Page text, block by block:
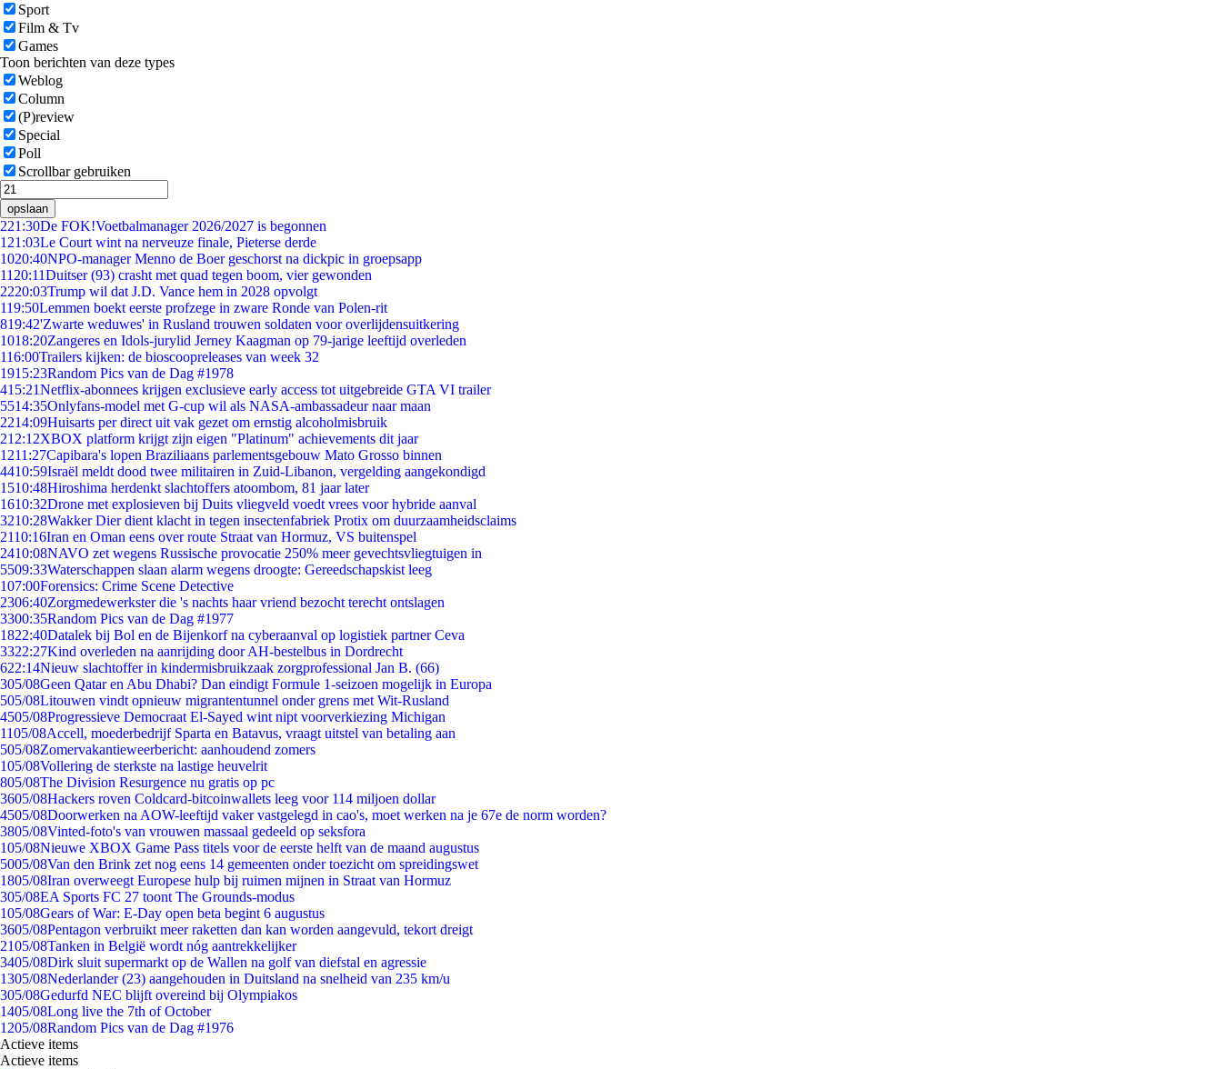
Sport
Film & Tv
Games
Toon berichten van deze types
Weblog
Column
(P)review
Special
Poll
Scrollbar gebruiken
opslaan
221:30De FOK!Voetbalmanager 2026/2027 is begonnen
1 21:03Le Court wint na nerveuze finale, Pieterse derde
1020:40NPO-manager Menno de Boer geschorst na dickpic in groepsapp
11 20:11Duitser (93) crasht met quad tegen boom, vier gewonden
2220:03Trump wil dat J.D. Vance hem in 2028 opvolgt
119:50Lemmen boekt eerste profzege in zware Ronde van Polen-rit
819:42'Zwarte weduwes' in Rusland trouwen soldaten voor overlijdensuitkering
1018:20Zangeres en Idols-jurylid Jerney Kaagman op 79-jarige leeftijd overleden
116:00Trailers kijken: de bioscoopreleases van week 32
1915:23Random Pics van de Dag #1978
415:21Netflix-abonnees krijgen exclusieve early access tot uitgebreide GTA VI trailer
5514:35Onlyfans-model met G-cup wil als NASA-ambassadeur naar maan
2214:09Huisarts per direct uit vak gezet om ernstig alcoholmisbruik
212:12XBOX platform krijgt zijn eigen "Platinum" achievements dit jaar
1211:27Capibara's lopen Braziliaans parlementsgebouw Mato Grosso binnen
4410:59Israël meldt dood twee militairen in Zuid-Libanon, vergelding aangekondigd
1510:48Hiroshima herdenkt slachtoffers atoombom, 81 jaar later
1610:32Drone met explosieven bij Duits vliegveld voedt vrees voor hybride aanval
3210:28Wakker Dier dient klacht in tegen insectenfabriek Protix om duurzaamheidsclaims
2110:16Iran en Oman eens over route Straat van Hormuz, VS buitenspel
2410:08NAVO zet wegens Russische provocatie 250% meer gevechtsvliegtuigen in
5509:33Waterschappen slaan alarm wegens droogte: Gereedschapskist leeg
107:00Forensics: Crime Scene Detective
2306:40Zorgmedewerkster die 's nachts haar vriend bezocht terecht ontslagen
3300:35Random Pics van de Dag #1977
1822:40Datalek bij Bol en de Bijenkorf na cyberaanval op logistiek partner Ceva
3322:27Kind overleden na aanrijding door AH-bestelbus in Dordrecht
622:14Nieuw slachtoffer in kindermisbruikzaak zorgprofessional Jan B. (66)
305/08Geen Qatar en Abu Dhabi? Dan eindigt Formule 1-seizoen mogelijk in Europa
505/08Litouwen vindt opnieuw migrantentunnel onder grens met Wit-Rusland
4505/08Progressieve Democraat El-Sayed wint nipt voorverkiezing Michigan
1105/08Accell, moederbedrijf Sparta en Batavus, vraagt uitstel van betaling aan
505/08Zomervakantieweerbericht: aanhoudend zomers
105/08Vollering de sterkste na lastige heuvelrit
805/08The Division Resurgence nu gratis op pc
3605/08Hackers roven Coldcard-bitcoinwallets leeg voor 114 miljoen dollar
4505/08Doorwerken na AOW-leeftijd vaker vastgelegd in cao's, moet werken na je 67e de norm worden?
3805/08Vinted-foto's van vrouwen massaal gedeeld op seksfora
105/08Nieuwe XBOX Game Pass titels voor de eerste helft van de maand augustus
5005/08Van den Brink zet nog eens 14 gemeenten onder toezicht om spreidingswet
1805/08Iran overweegt Europese hulp bij ruimen mijnen in Straat van Hormuz
305/08EA Sports FC 27 toont The Grounds-modus
105/08Gears of War: E-Day open beta begint 6 augustus
3605/08Pentagon verbruikt meer raketten dan kan worden aangevuld, tekort dreigt
2105/08Tanken in België wordt nóg aantrekkelijker
3405/08Dirk sluit supermarkt op de Wallen na golf van diefstal en agressie
1305/08Nederlander (23) aangehouden in Duitsland na snelheid van 235 km/u
305/08Gedurfd NEC blijft overeind bij Olympiakos
1405/08Long live the 7th of October
1205/08Random Pics van de Dag #1976
Actieve items
Actieve items